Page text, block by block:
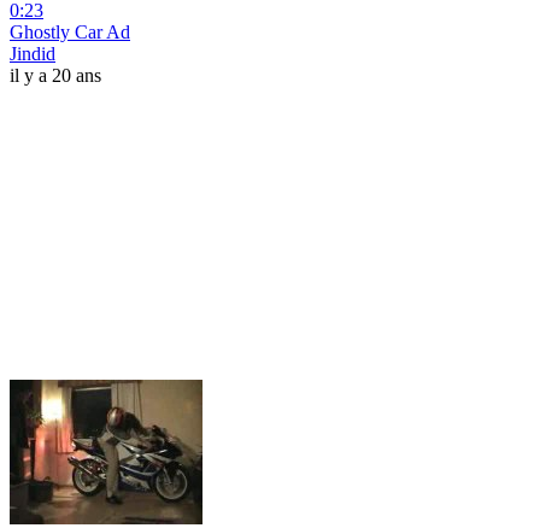
0:23
Ghostly Car Ad
Jindid
il y a 20 ans